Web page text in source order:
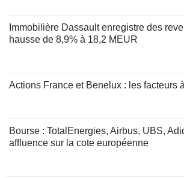
Immobilière Dassault enregistre des
hausse de 8,9% à 18,2 MEUR
Actions France et Benelux : les facteurs
Bourse : TotalEnergies, Airbus, UBS,
affluence sur la cote européenne